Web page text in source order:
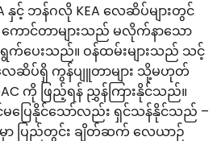
နှင့် ဘန်ဂလို KEA လေဆိပ်များတွင်
ာင်တာများသည် မလိုက်နာသော
က်ပေးသည်။ ဝန်ထမ်းများသည် သင့်
လေဆိပ်ရှိ ကွန်ပျူတာများ သို့မဟုတ်
ကို ဖြည့်ရန် ညွှန်ကြားနိုင်သည်။
ြေနိုင်သော်လည်း ရှင်သန်နိုင်သည် –
ပြည်တွင်း ချိတ်ဆက် လေယာဉ်